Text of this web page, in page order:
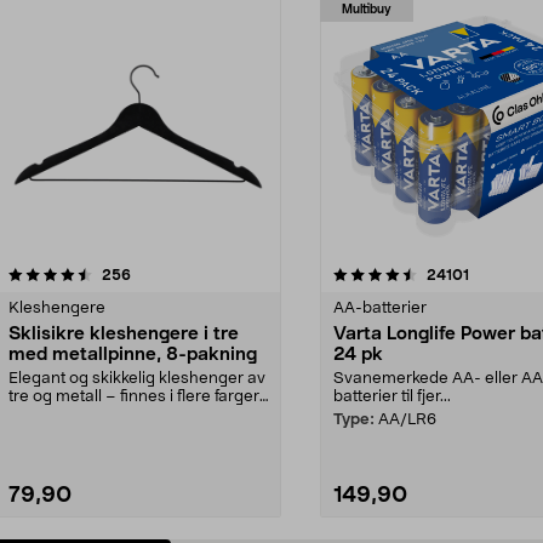
256anmeldelser
Kleshengere
Sklisikre kleshengere i tre
med metallpinne, 8-pakning
Elegant og skikkelig kleshenger av
tre og metall – finnes i flere farger.
79,90
Multibuy
4.5av 5 stjerner 24101
AA-batterier
Varta Longlife Power
24 pk
Svanemerkede AA- eller
batterier til fjer...
Type: AA/LR6
149,90
4.5av 5 stjerner